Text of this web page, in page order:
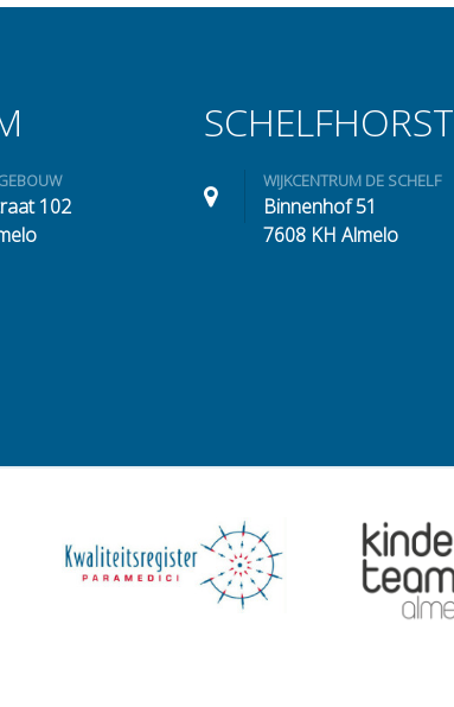
102
SCHELFHORST
WIJKCENTRUM DE SCHELF
Binnenhof 51
7608 KH Almelo